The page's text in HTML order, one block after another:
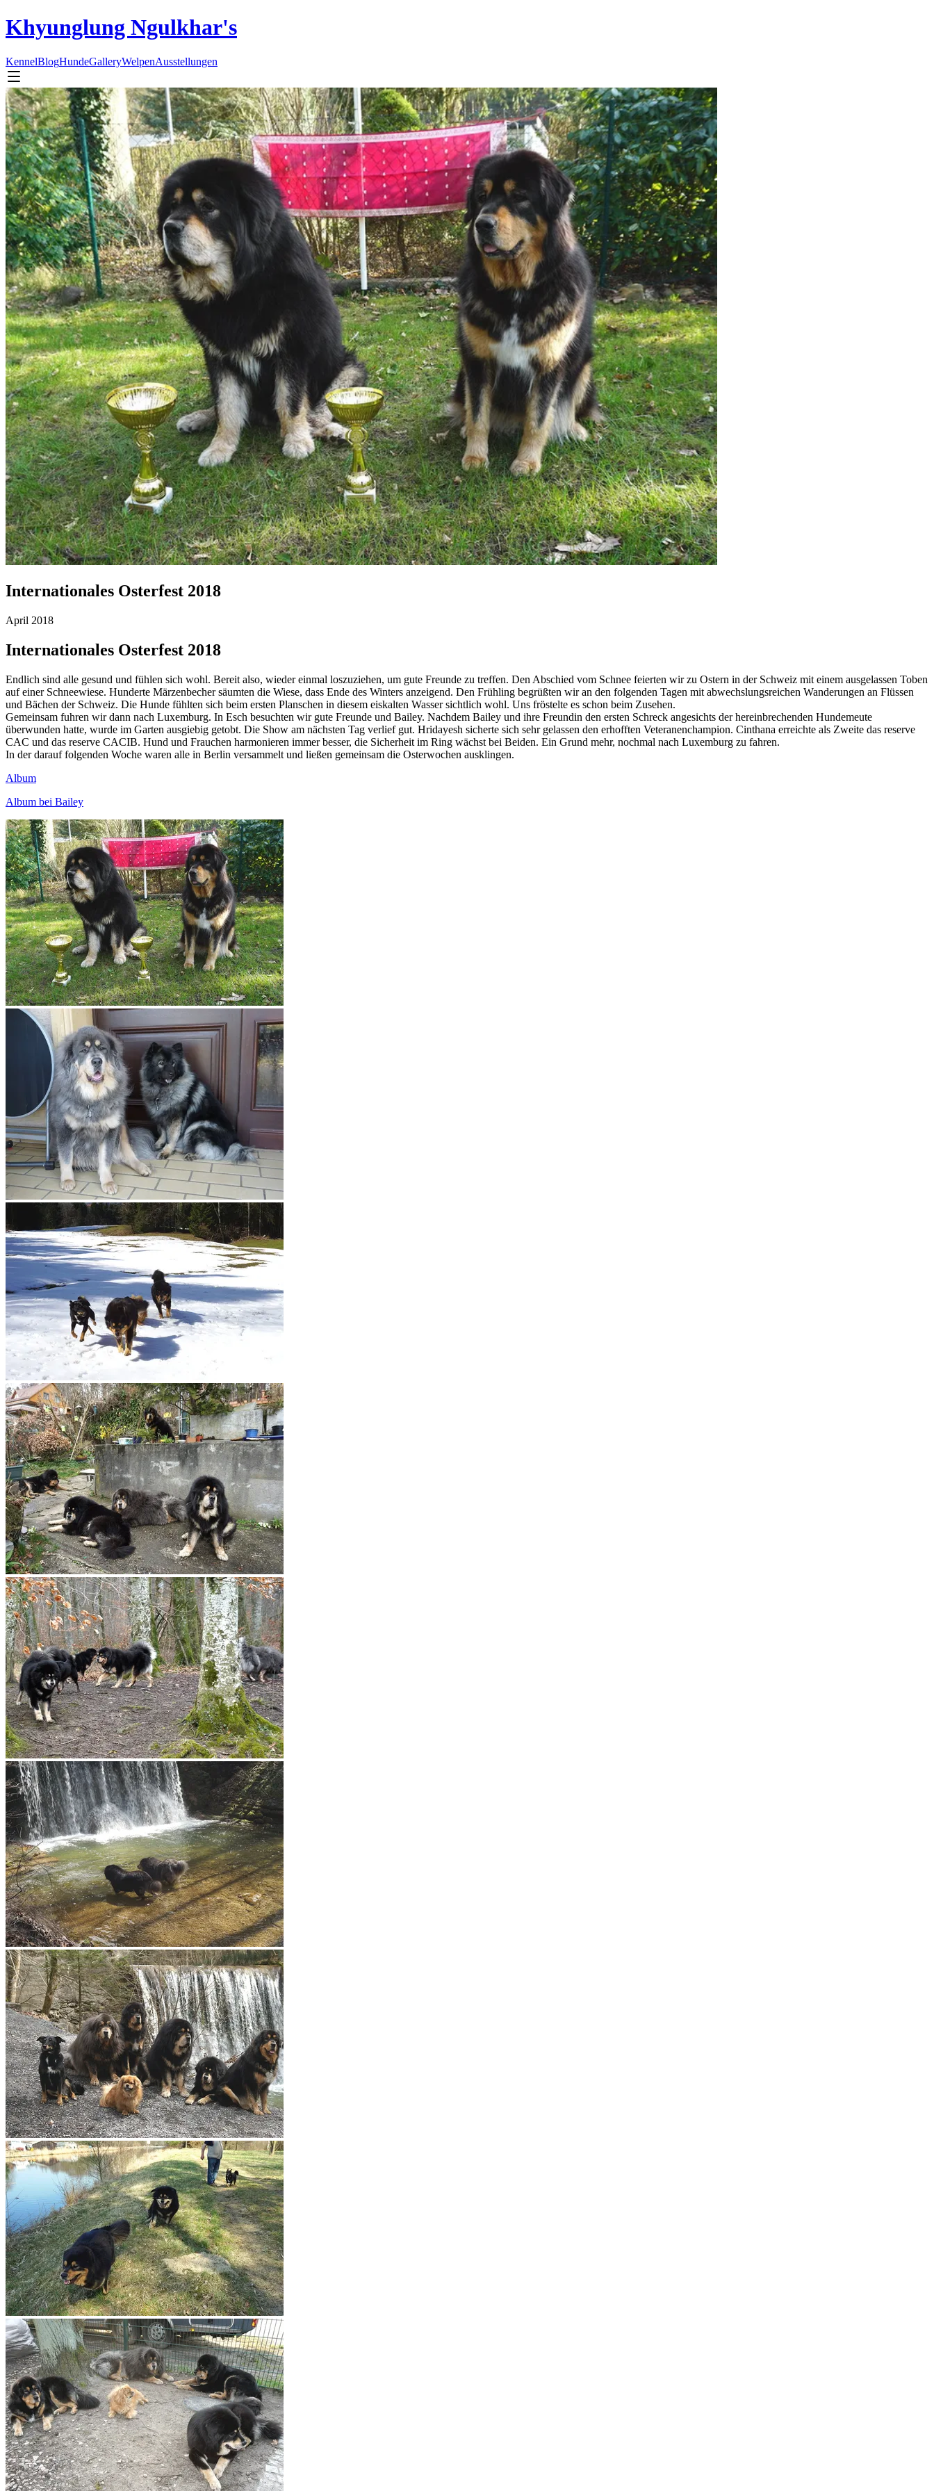
Khyunglung Ngulkhar's
KennelBlogHundeGalleryWelpenAusstellungen
Internationales Osterfest 2018
April 2018
Internationales Osterfest 2018
Endlich sind alle gesund und fühlen sich wohl. Bereit also, wieder einmal loszuziehen, um gute Freunde zu treffen. Den Abschied vom Schnee feierten wir zu Ostern in der Schweiz mit einem ausgelassen Toben
auf einer Schneewiese. Hunderte Märzenbecher säumten die Wiese, dass Ende des Winters anzeigend. Den Frühling begrüßten wir an den folgenden Tagen mit abwechslungsreichen Wanderungen an Flüssen
und Bächen der Schweiz. Die Hunde fühlten sich beim ersten Planschen in diesem eiskalten Wasser sichtlich wohl. Uns fröstelte es schon beim Zusehen.
Gemeinsam fuhren wir dann nach Luxemburg. In Esch besuchten wir gute Freunde und Bailey. Nachdem Bailey und ihre Freundin den ersten Schreck angesichts der hereinbrechenden Hundemeute
überwunden hatte, wurde im Garten ausgiebig getobt. Die Show am nächsten Tag verlief gut. Hridayesh sicherte sich sehr gelassen den erhofften Veteranenchampion. Cinthana erreichte als Zweite das reserve
CAC und das reserve CACIB. Hund und Frauchen harmonieren immer besser, die Sicherheit im Ring wächst bei Beiden. Ein Grund mehr, nochmal nach Luxemburg zu fahren.
In der darauf folgenden Woche waren alle in Berlin versammelt und ließen gemeinsam die Osterwochen ausklingen.
Album
Album bei Bailey